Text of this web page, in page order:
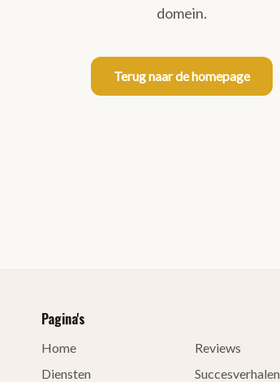
domein.
Terug naar de homepage
Pagina's
Home
Diensten
Reviews
Succesverhalen